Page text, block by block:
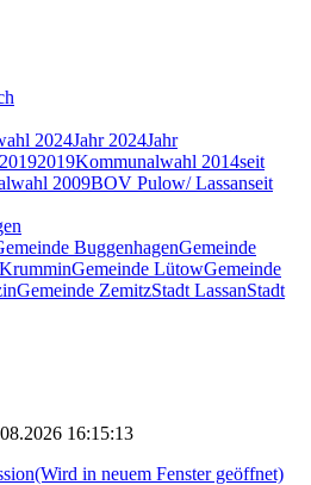
2024Jahr 2024Jahr
2019Kommunalwahl 2014seit
2009BOV Pulow/ Lassanseit
BuggenhagenGemeinde
Gemeinde LütowGemeinde
Gemeinde ZemitzStadt LassanStadt
16:15:13
(Wird in neuem Fenster geöffnet)